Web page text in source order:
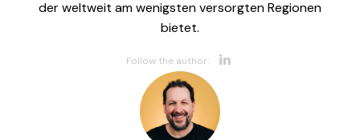
der weltweit am wenigsten versorgten Regionen
bietet.
Follow the author: